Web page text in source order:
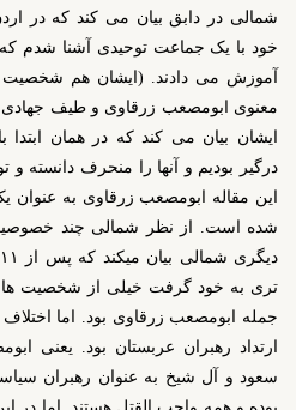
شمالی در دابق بیان می کند که در
خود با یک جماعت توحیدی آشنا شدم که
آموزش می دادند. (ایشان هم
معنوی ابومصعب زرقاوی و طیف
ایشان بیان می کند که در همان
درگیر بودیم و آنها را منحرف دانسته و
این مقاله ابومصعب زرقاوی به
شده است. از نظر شمالی چند
تری به خود گرفت خیلی از شخصیت ها
جمله ابومصعب زرقاوی بود. اما اختلاف
ارتداد رهبران عربستان بود. یعنی
سعود و آل شیخ به عنوان رهبران